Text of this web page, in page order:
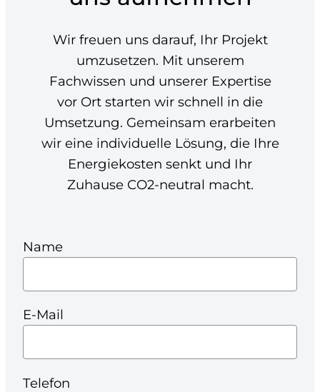
Wir freuen uns darauf, Ihr Projekt
umzusetzen. Mit unserem
Fachwissen und unserer Expertise
vor Ort starten wir schnell in die
Umsetzung. Gemeinsam erarbeiten
wir eine individuelle Lösung, die Ihre
Energiekosten senkt und Ihr
Zuhause CO2-neutral macht.
Name
E-Mail
Telefon